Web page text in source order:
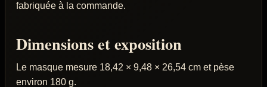
fabriquée à la commande.
Dimensions et exposition
Le masque mesure 18,42 × 9,48 × 26,54 cm et pèse
environ 180 g.